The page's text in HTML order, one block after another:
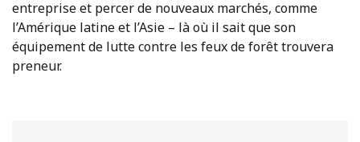
entreprise et percer de nouveaux marchés, comme
l’Amérique latine et l’Asie – là où il sait que son
équipement de lutte contre les feux de forêt trouvera
preneur.